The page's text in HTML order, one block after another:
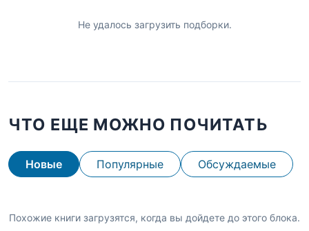
Не удалось загрузить подборки.
ЧТО ЕЩЕ МОЖНО ПОЧИТАТЬ
Новые Популярные Обсуждаемые
Похожие книги загрузятся, когда вы дойдете до этого блока.